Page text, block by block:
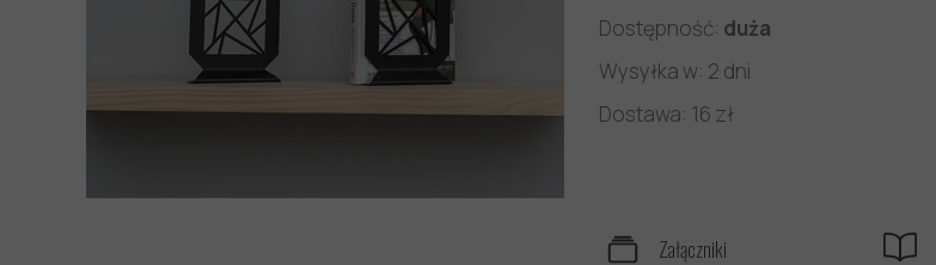
Załączniki
Dostępność: duża
Wysyłka w: 2 dni
Dostawa: 16 zł